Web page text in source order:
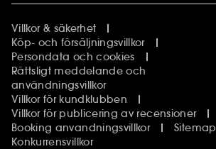
Villkor & säkerhet
Köp- och försäljningsvillkor
Persondata och cookies
Rättsligt meddelande och
användningsvillkor
Villkor för kundklubben
Villkor för publicering av recensioner
Booking anvandningsvillkor
Sitemap
Konkurrensvillkor